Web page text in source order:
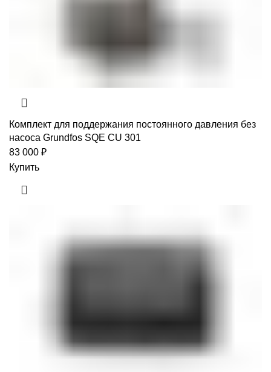
Комплект для поддержания постоянного давления без
насоса Grundfos SQE CU 301
83 000 ₽
Купить